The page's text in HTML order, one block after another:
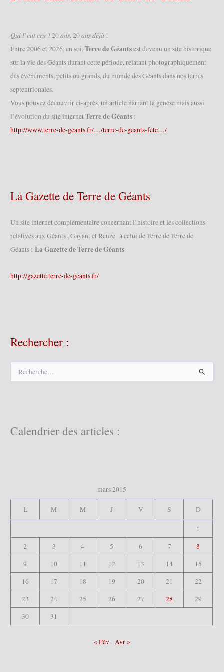
𝑄𝑢𝑖 𝑙’𝑒𝑢𝑡 𝑐𝑟𝑢 ? 20 𝑎𝑛𝑠, 20 𝑎𝑛𝑠 𝑑𝑒́𝑗𝑎̀ !
Entre 2006 et 2026, en soi,Terre de Géantsest devenu un site historique
sur la vie des Géants durant cette période, relatant photographiquement
des événements, petits ou grands, du monde des Géants dans nos terres
septentrionales.
Vous pouvez découvrir ci-après, un article narrant la genèse mais aussi
l’évolution du site internet Terre de Géants :
http://www.terre-de-geants.fr/…/terre-de-geants-fete…/
La Gazette de Terre de Géants
Un site internet complémentaire concernant l’histoire et les collections
relatives aux Géants , Gayant et Reuze à celui de Terre de Terre de
Géants : La Gazette de Terre de Géants
http://gazette.terre-de-geants.fr/
Rechercher :
c
h
Calendrier des articles :
mars 2015
L M M J V S D
1
2
3 4 5 6 7
8
9
10 11 12 13 14
15
16
17 18 19 20 21
22
23
24 25 26 27 28
29
30
31
« Fév Avr »